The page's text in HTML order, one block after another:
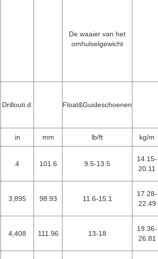
De waaier van het
omhulselgewicht
Drillouti.d. Float&Guideschoenen
in mm lb/ft kg/m
4 101.6 9.5-13.5
14.15-
20.11
3,895 98.93 11.6-15.1
17.28-
22.49
4,408 111.96 13-18
19.36-
26.81